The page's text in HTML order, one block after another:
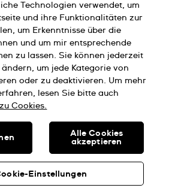
Zu Cookies
Impressum
SWISS MADE
ALLE RECHTE VORBEHALTEN: SWISS
Technologien verwendet, um
und ihre Funktionalitäten zur
um Erkenntnisse über die
und um mir entsprechende
zu lassen. Sie können jederzeit
um jede Kategorie von
oder zu deaktivieren. Um mehr
lesen Sie bitte auch
Cookies.
Einstellungen
Alle Cookies
akzeptieren